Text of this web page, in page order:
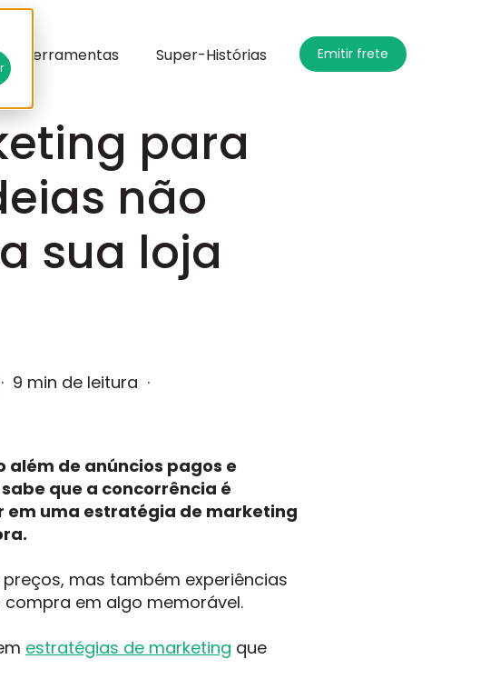
Ferramentas Super-Histórias Emitir frete
para
não
sua loja
· 9 min de leitura ·
de anúncios pagos e
que a concorrência é
em uma estratégia de marketing
mas também experiências
em algo memorável.
estratégias de marketing que